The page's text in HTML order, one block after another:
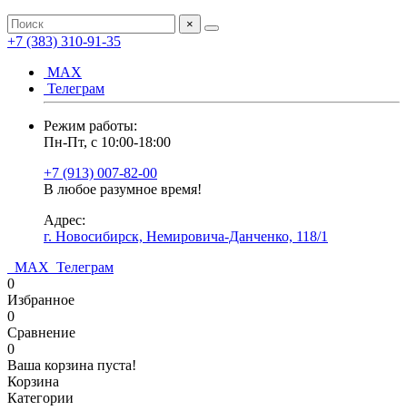
×
+7 (383) 310-91-35
МАХ
Телеграм
Режим работы:
Пн-Пт, с 10:00-18:00
+7 (913) 007-82-00
В любое разумное время!
Адрес:
г. Новосибирск, Немировича-Данченко, 118/1
МАХ Телеграм
0
Избранное
0
Сравнение
0
Ваша корзина пуста!
Корзина
Категории